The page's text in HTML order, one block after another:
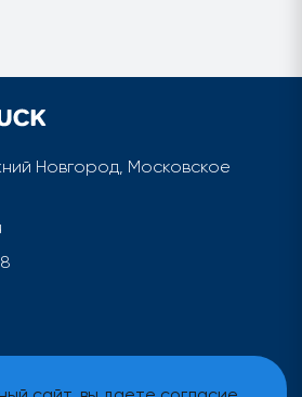
Новгород, Московское